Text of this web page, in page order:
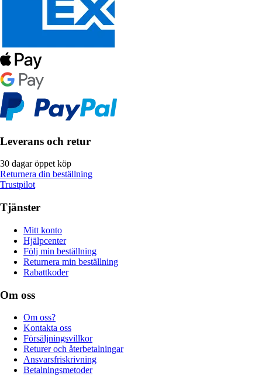
Leverans och retur
30 dagar öppet köp
Returnera din beställning
Trustpilot
Tjänster
Mitt konto
Hjälpcenter
Följ min beställning
Returnera min beställning
Rabattkoder
Om oss
Om oss?
Kontakta oss
Försäljningsvillkor
Returer och återbetalningar
Ansvarsfriskrivning
Betalningsmetoder